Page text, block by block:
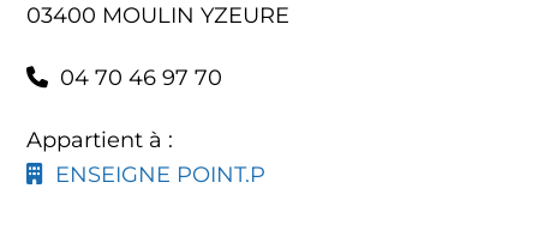
03400 MOULIN YZEURE
04 70 46 97 70
Appartient à :
ENSEIGNE POINT.P